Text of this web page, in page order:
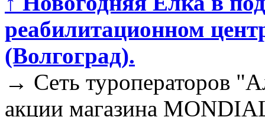
реабилитационном
(Волгоград).
→ Сеть туроператоров
акции магазина